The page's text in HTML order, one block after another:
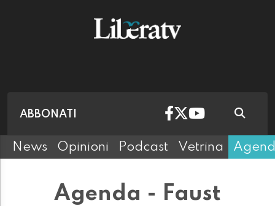
ABBONATI
News Opinioni Podcast Vetrina
Agenda - Faust